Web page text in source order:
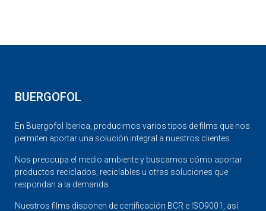
BUERGOFOL
En Buergofol Iberica, producimos varios tipos de films que nos
permiten aportar una solución integral a nuestros clientes.
Nos preocupa el medio ambiente y buscamos cómo aportar
productos reciclados, reciclables u otras soluciones que
respondan a la demanda.
Nuestros films disponen de certificación BCR e ISO9001, así